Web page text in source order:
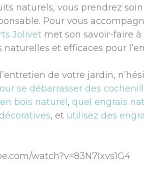
naturels, vous prendrez
Pour vous
Jolivet met son savoir-faire
et efficaces pour
de votre jardin,
se débarrasser des
bois naturel , quel engrais
, et utilisez des
watch?v=83N7Ixvs1G4